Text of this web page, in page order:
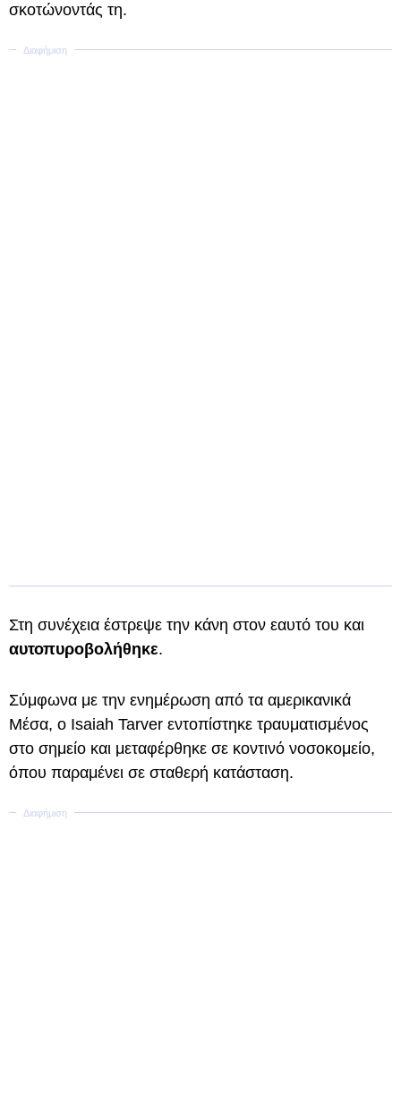
σκοτώνοντάς τη.
Στη συνέχεια έστρεψε την κάνη στον εαυτό του και
αυτοπυροβολήθηκε.
Σύμφωνα με την ενημέρωση από τα αμερικανικά
Μέσα, ο Isaiah Tarver εντοπίστηκε τραυματισμένος
στο σημείο και μεταφέρθηκε σε κοντινό νοσοκομείο,
όπου παραμένει σε σταθερή κατάσταση.